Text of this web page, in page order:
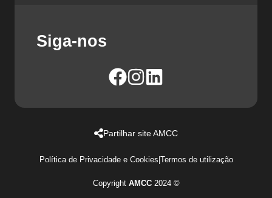
Siga-nos
Partilhar site AMCC
Política de Privacidade e Cookies|Termos de utilização
Copyright AMCC2024 ©